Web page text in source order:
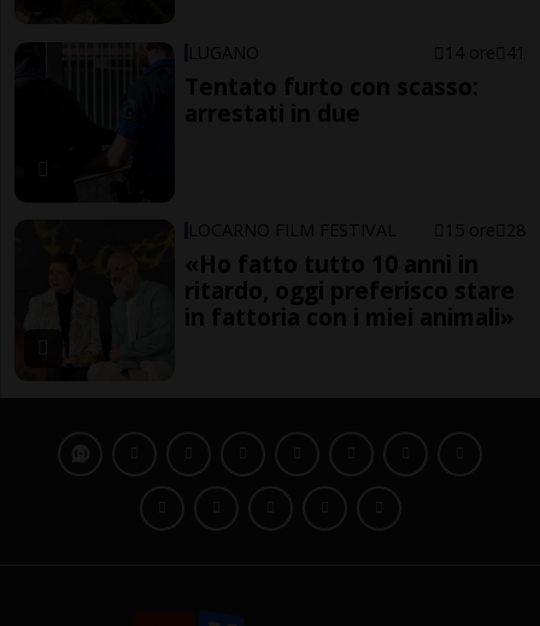
LUGANO 14 ore 41
Tentato furto con scasso:
arrestati in due
LOCARNO FILM FESTIVAL 15 ore 28
«Ho fatto tutto 10 anni in
ritardo, oggi preferisco stare
in fattoria con i miei animali»